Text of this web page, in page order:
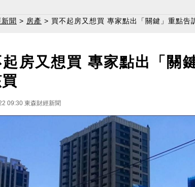
聞 > 房產 > 買不起房又想買 專家點出「關鍵」重點告
起房又想買 專家點出「關
09:30 東森財經新聞